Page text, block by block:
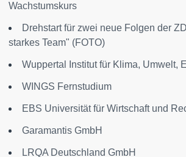
Wachstumskurs
Drehstart für zwei neue Folgen der
starkes Team" (FOTO)
Wuppertal Institut für Klima, Umwelt,
WINGS Fernstudium
EBS Universität für Wirtschaft und
Garamantis GmbH
LRQA Deutschland GmbH